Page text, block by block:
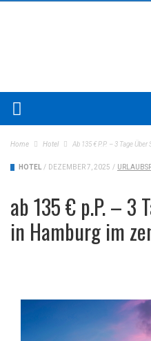
Home Hotel Ab 135 € P.P. – 3 Tage
HOTEL / DEZEMBER 7, 2025 /
ab 135 € p.P. – 3
in Hamburg im